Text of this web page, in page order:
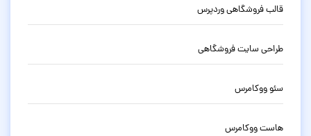
قالب فروشگاهی وردپرس
طراحی سایت فروشگاهی
سئو ووکامرس
هاست ووکامرس